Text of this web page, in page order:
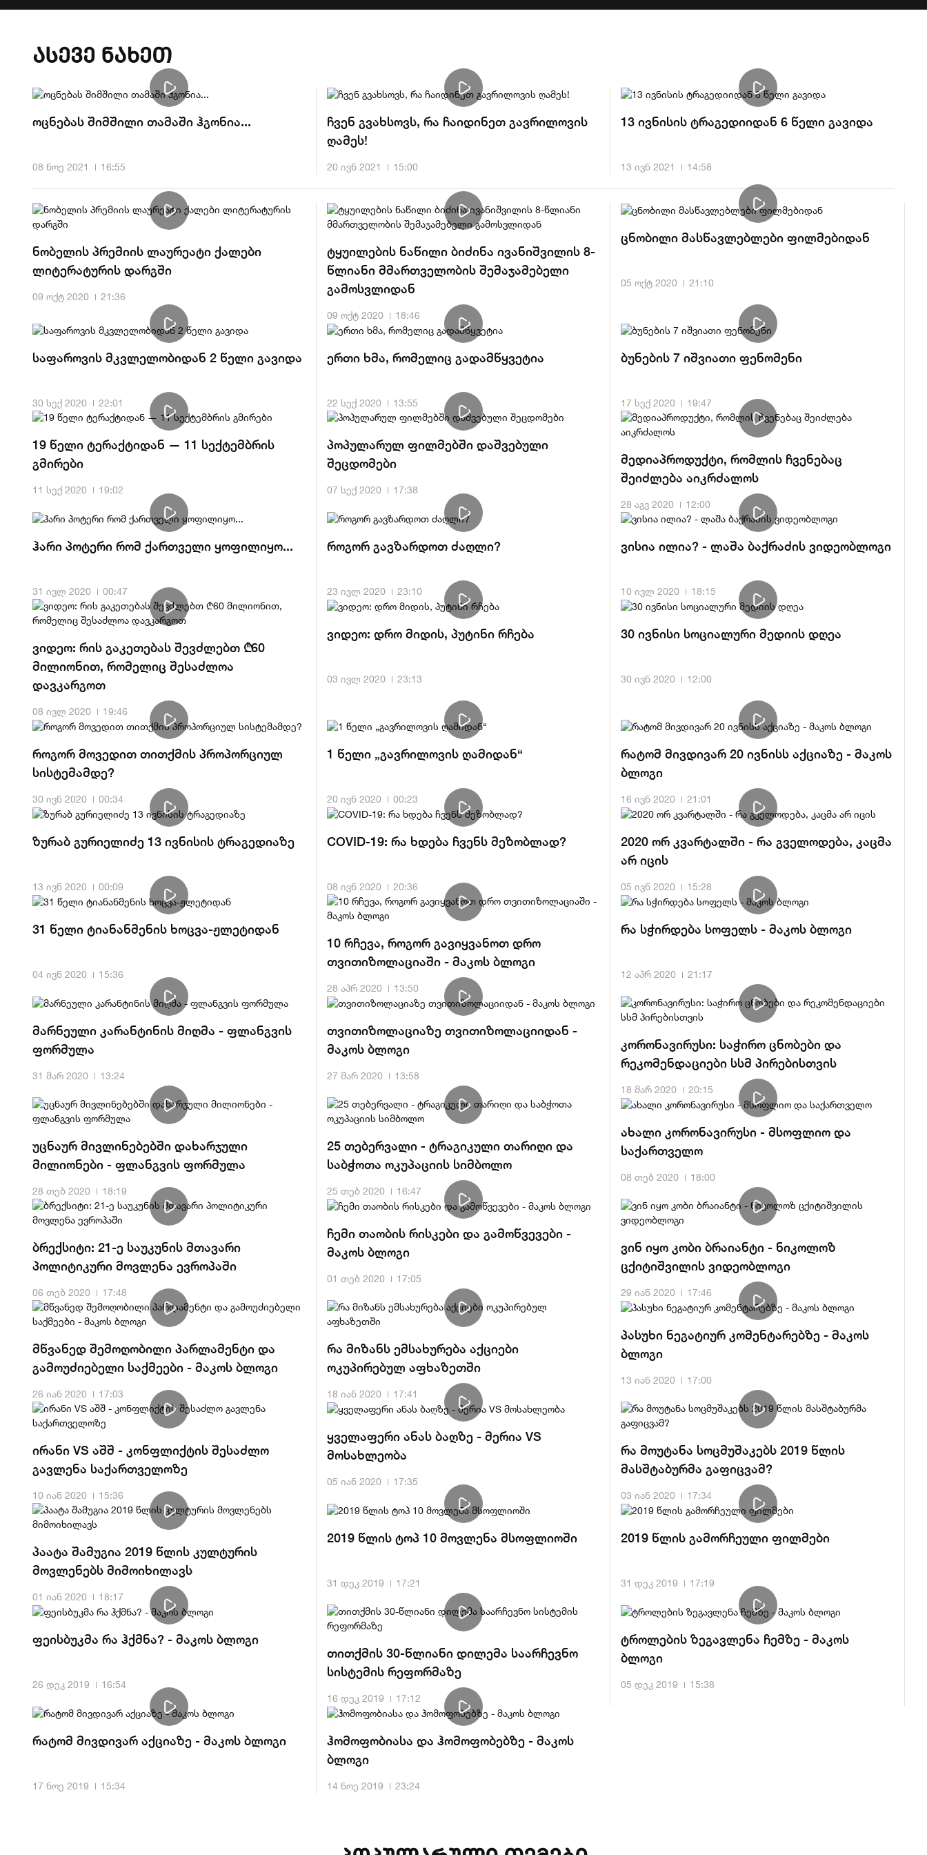
ასევე ნახეთ
ოცნებას შიმშილი თამაში ჰგონია...
08 ნოე 2021 16:55
ჩვენ გვახსოვს, რა ჩაიდინეთ გავრილოვის
ღამეს!
20 ივნ 2021 15:00
13 ივნისის ტრაგედიიდან 6 წელი გავიდა
13 ივნ 2021 14:58
ნობელის პრემიის ლაურეატი ქალები
ლიტერატურის დარგში
09 ოქტ 2020 21:36
ტყუილების ნაწილი ბიძინა ივანიშვილის 8-
წლიანი მმართველობის შემაჯამებელი
გამოსვლიდან
09 ოქტ 2020 18:46
ცნობილი მასწავლებლები ფილმებიდან
05 ოქტ 2020 21:10
საფაროვის მკვლელობიდან 2 წელი გავიდა
30 სექ 2020 22:01
ერთი ხმა, რომელიც გადამწყვეტია
22 სექ 2020 13:55
ბუნების 7 იშვიათი ფენომენი
17 სექ 2020 19:47
19 წელი ტერაქტიდან — 11 სექტემბრის
გმირები
11 სექ 2020 19:02
პოპულარულ ფილმებში დაშვებული
შეცდომები
07 სექ 2020 17:38
მედიაპროდუქტი, რომლის ჩვენებაც
შეიძლება აიკრძალოს
28 აგვ 2020 12:00
ჰარი პოტერი რომ ქართველი ყოფილიყო...
31 ივლ 2020 00:47
როგორ გავზარდოთ ძაღლი?
23 ივლ 2020 23:10
ვისია ილია? - ლაშა ბაქრაძის ვიდეობლოგი
10 ივლ 2020 18:15
ვიდეო: რის გაკეთებას შევძლებთ ₾60
მილიონით, რომელიც შესაძლოა
დავკარგოთ
08 ივლ 2020 19:46
ვიდეო: დრო მიდის, პუტინი რჩება
03 ივლ 2020 23:13
30 ივნისი სოციალური მედიის დღეა
30 ივნ 2020 12:00
როგორ მოვედით თითქმის პროპორციულ
სისტემამდე?
30 ივნ 2020 00:34
1 წელი „გავრილოვის ღამიდან“
20 ივნ 2020 00:23
რატომ მივდივარ 20 ივნისს აქციაზე - მაკოს
ბლოგი
16 ივნ 2020 21:01
ზურაბ გურიელიძე 13 ივნისის ტრაგედიაზე
13 ივნ 2020 00:09
COVID-19: რა ხდება ჩვენს მეზობლად?
08 ივნ 2020 20:36
2020 ორ კვარტალში - რა გველოდება, კაცმა
არ იცის
05 ივნ 2020 15:28
31 წელი ტიანანმენის ხოცვა-ჟლეტიდან
04 ივნ 2020 15:36
10 რჩევა, როგორ გავიყვანოთ დრო
თვითიზოლაციაში - მაკოს ბლოგი
28 აპრ 2020 13:50
რა სჭირდება სოფელს - მაკოს ბლოგი
12 აპრ 2020 21:17
მარნეული კარანტინის მიღმა - ფლანგვის
ფორმულა
31 მარ 2020 13:24
თვითიზოლაციაზე თვითიზოლაციიდან -
მაკოს ბლოგი
27 მარ 2020 13:58
კორონავირუსი: საჭირო ცნობები და
რეკომენდაციები სსმ პირებისთვის
18 მარ 2020 20:15
უცნაურ მივლინებებში დახარჯული
მილიონები - ფლანგვის ფორმულა
28 თებ 2020 18:19
25 თებერვალი - ტრაგიკული თარიღი და
საბჭოთა ოკუპაციის სიმბოლო
25 თებ 2020 16:47
ახალი კორონავირუსი - მსოფლიო და
საქართველო
08 თებ 2020 18:00
ბრექსიტი: 21-ე საუკუნის მთავარი
პოლიტიკური მოვლენა ევროპაში
06 თებ 2020 17:48
ჩემი თაობის რისკები და გამოწვევები -
მაკოს ბლოგი
01 თებ 2020 17:05
ვინ იყო კობი ბრაიანტი - ნიკოლოზ
ცქიტიშვილის ვიდეობლოგი
29 იან 2020 17:46
მწვანედ შემოღობილი პარლამენტი და
გამოუძიებელი საქმეები - მაკოს ბლოგი
26 იან 2020 17:03
რა მიზანს ემსახურება აქციები
ოკუპირებულ აფხაზეთში
18 იან 2020 17:41
პასუხი ნეგატიურ კომენტარებზე - მაკოს
ბლოგი
13 იან 2020 17:00
ირანი VS აშშ - კონფლიქტის შესაძლო
გავლენა საქართველოზე
10 იან 2020 15:36
ყველაფერი ანას ბაღზე - მერია VS
მოსახლეობა
05 იან 2020 17:35
რა მოუტანა სოცმუშაკებს 2019 წლის
მასშტაბურმა გაფიცვამ?
03 იან 2020 17:34
პაატა შამუგია 2019 წლის კულტურის
მოვლენებს მიმოიხილავს
01 იან 2020 18:17
2019 წლის ტოპ 10 მოვლენა მსოფლიოში
31 დეკ 2019 17:21
2019 წლის გამორჩეული ფილმები
31 დეკ 2019 17:19
ფეისბუკმა რა ჰქმნა? - მაკოს ბლოგი
26 დეკ 2019 16:54
თითქმის 30-წლიანი დილემა საარჩევნო
სისტემის რეფორმაზე
16 დეკ 2019 17:12
ტროლების ზეგავლენა ჩემზე - მაკოს
ბლოგი
05 დეკ 2019 15:38
რატომ მივდივარ აქციაზე - მაკოს ბლოგი
17 ნოე 2019 15:34
ჰომოფობიასა და ჰომოფობებზე - მაკოს
ბლოგი
14 ნოე 2019 23:24